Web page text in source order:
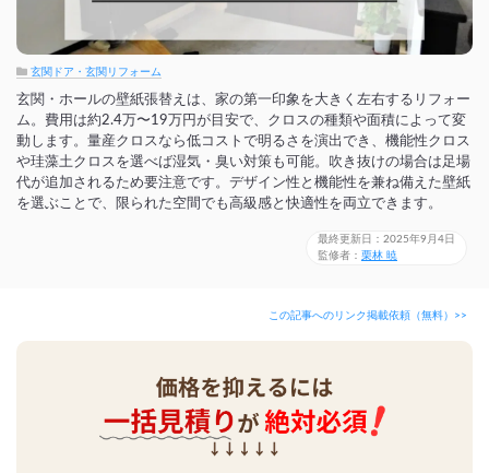
玄関ドア・玄関リフォーム
玄関・ホールの壁紙張替えは、家の第一印象を大きく左右するリフォー
ム。費用は約2.4万〜19万円が目安で、クロスの種類や面積によって変
動します。量産クロスなら低コストで明るさを演出でき、機能性クロス
や珪藻土クロスを選べば湿気・臭い対策も可能。吹き抜けの場合は足場
代が追加されるため要注意です。デザイン性と機能性を兼ね備えた壁紙
を選ぶことで、限られた空間でも高級感と快適性を両立できます。
最終更新日：2025年9月4日
監修者： 栗林 暁
この記事へのリンク掲載依頼（無料）>>